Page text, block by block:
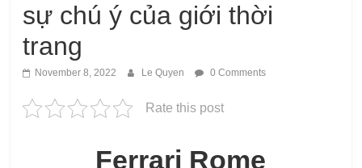
sự chú ý của giới thời
trang
November 8, 2022 Le Quyen 0 Comments
Rate this post
Ferrari Rome